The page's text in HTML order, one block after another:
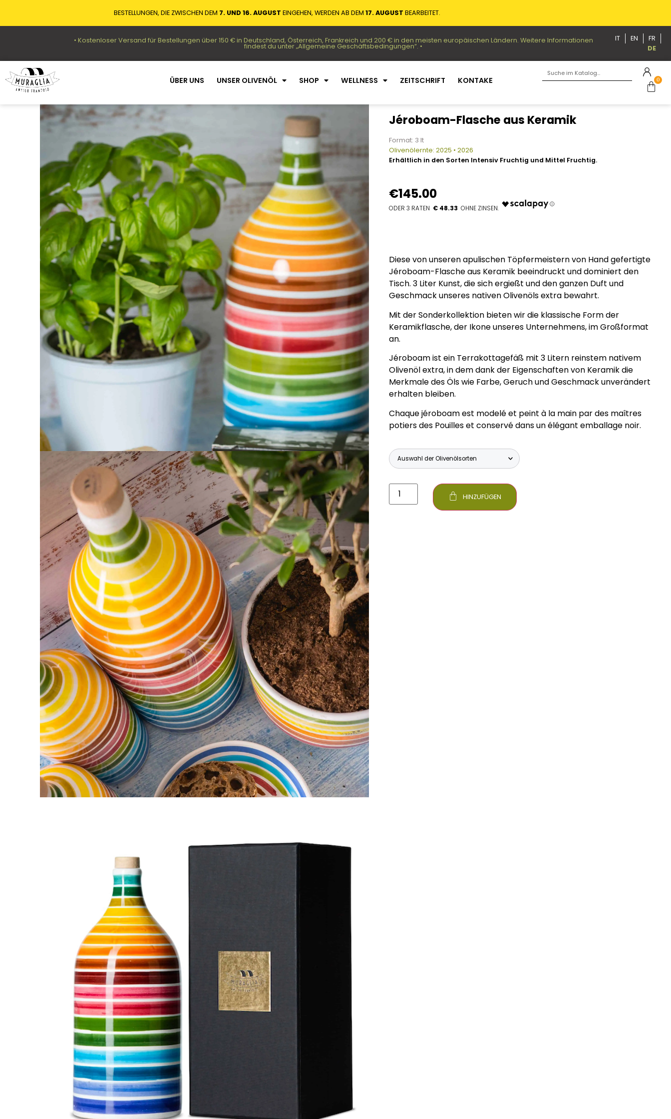
BESTELLUNGEN, DIE ZWISCHEN DEM 7. UND 16. AUGUST EINGEHEN, WERDEN AB DEM 17. AUGUST BEARBEITET.
• Kostenloser Versand für Bestellungen über 150 € in Deutschland, Österreich, Frankreich und 200 € in den meisten europäischen Ländern. Weitere Informationen
findest du unter „Allgemeine Geschäftsbedingungen“. •
IT EN
FR
DE
ÜBER UNS UNSER OLIVENÖL SHOP WELLNESS ZEITSCHRIFT KONTAKE 0
Jéroboam-Flasche aus Keramik
Format: 3 lt
Olivenölernte: 2025 • 2026
Erhältlich in den Sorten Intensiv Fruchtig und Mittel Fruchtig.
€145.00
€ 48.33
Diese von unseren apulischen Töpfermeistern von Hand gefertigte
Jéroboam-Flasche aus Keramik beeindruckt und dominiert den
Tisch. 3 Liter Kunst, die sich ergießt und den ganzen Duft und
Geschmack unseres nativen Olivenöls extra bewahrt.
Mit der Sonderkollektion bieten wir die klassische Form der
Keramikflasche, der Ikone unseres Unternehmens, im Großformat
an.
Jéroboam ist ein Terrakottagefäß mit 3 Litern reinstem nativem
Olivenöl extra, in dem dank der Eigenschaften von Keramik die
Merkmale des Öls wie Farbe, Geruch und Geschmack unverändert
erhalten bleiben.
Chaque jéroboam est modelé et peint à la main par des maîtres
potiers des Pouilles et conservé dans un élégant emballage noir.
HINZUFÜGEN